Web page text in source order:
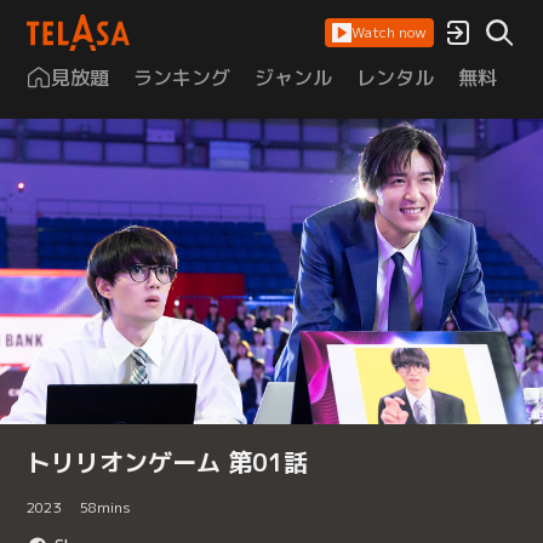
Watch now
見放題 ランキング ジャンル レンタル 無料
トリリオンゲーム 第01話
2023 58mins